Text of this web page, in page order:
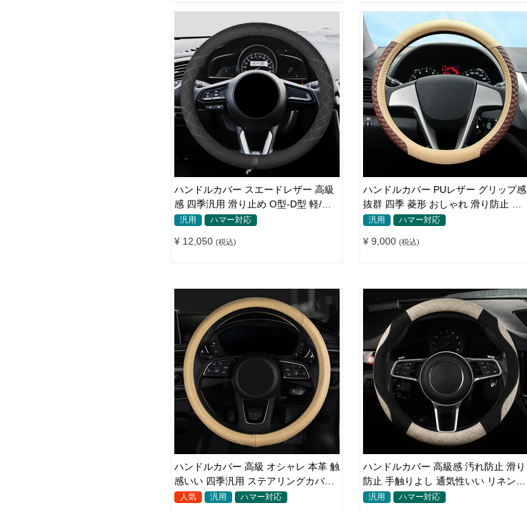
ハンドルカバー スエードレザー 高級
感 四季汎用 滑り止め O型-D型 軽/普
自動車 SUV 37~38CM
汎用 ハマー対応
¥ 12,050 (税込)
ハンドルカバー PUレザー グリップ感
抜群 四季 菱形 おしゃれ 滑り防止 触
感よく 菱形の刺繍 35~38CM
汎用 ハマー対応
¥ 9,000 (税込)
ハンドルカバー 高級 オシャレ 本革 触
感いい 四季汎用 ステアリングカバー
38CM
人気 汎用 ハマー対応
ハンドルカバー 高級感 汚れ防止 滑り
防止 手触りよし 通気性いい リネン素
材 上質 37~38cm
汎用 ハマー対応